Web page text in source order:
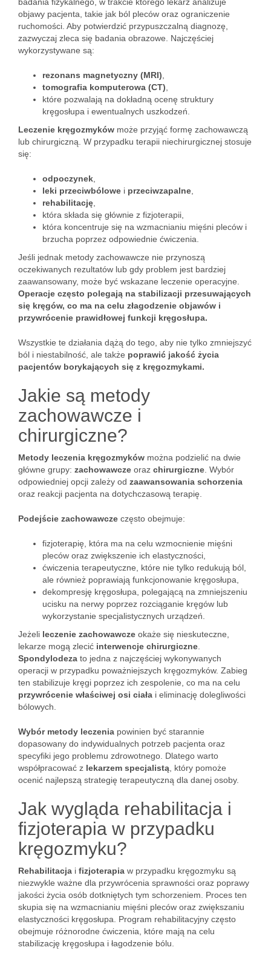
objawy pacjenta, takie jak ból pleców oraz ograniczenie
ruchomości. Aby potwierdzić przypuszczalną diagnozę,
zazwyczaj zleca się badania obrazowe. Najczęściej
wykorzystywane są:
rezonans magnetyczny (MRI)
tomografia komputerowa (CT)
które pozwalają na dokładną ocenę struktury
kręgosłupa i ewentualnych uszkodzeń.
Leczenie kręgozmyków może przyjąć formę zachowawczą
lub chirurgiczną. W przypadku terapii niechirurgicznej stosuje
się:
odpoczynek
leki przeciwbólowe i przeciwzapalne
rehabilitację
która składa się głównie z fizjoterapii,
która koncentruje się na wzmacnianiu mięśni pleców i
brzucha poprzez odpowiednie ćwiczenia.
Jeśli jednak metody zachowawcze nie przynoszą
oczekiwanych rezultatów lub gdy problem jest bardziej
zaawansowany, może być wskazane leczenie operacyjne.
Operacje często polegają na stabilizacji przesuwających
się kręgów, co ma na celu złagodzenie objawów i
przywrócenie prawidłowej funkcji kręgosłupa.
Wszystkie te działania dążą do tego, aby nie tylko zmniejszyć
ból i niestabilność, ale także poprawić jakość życia
pacjentów borykających się z kręgozmykami.
Jakie są metody
zachowawcze i
chirurgiczne?
Metody leczenia kręgozmyków można podzielić na dwie
główne grupy: zachowawcze oraz chirurgiczne . Wybór
odpowiedniej opcji zależy od zaawansowania schorzenia
oraz reakcji pacjenta na dotychczasową terapię.
Podejście zachowawcze często obejmuje:
fizjoterapię, która ma na celu wzmocnienie mięśni
pleców oraz zwiększenie ich elastyczności,
ćwiczenia terapeutyczne, które nie tylko redukują ból,
ale również poprawiają funkcjonowanie kręgosłupa,
dekompresję kręgosłupa, polegającą na zmniejszeniu
ucisku na nerwy poprzez rozciąganie kręgów lub
wykorzystanie specjalistycznych urządzeń.
Jeżeli leczenie zachowawcze okaże się nieskuteczne,
lekarze mogą zlecić interwencje chirurgiczne
Spondylodeza to jedna z najczęściej wykonywanych
operacji w przypadku poważniejszych kręgozmyków. Zabieg
ten stabilizuje kręgi poprzez ich zespolenie, co ma na celu
przywrócenie właściwej osi ciała i eliminację dolegliwości
bólowych.
Wybór metody leczenia powinien być starannie
dopasowany do indywidualnych potrzeb pacjenta oraz
specyfiki jego problemu zdrowotnego. Dlatego warto
współpracować z lekarzem specjalistą , który pomoże
ocenić najlepszą strategię terapeutyczną dla danej osoby.
Jak wygląda rehabilitacja i
fizjoterapia w przypadku
kręgozmyku?
Rehabilitacja i fizjoterapia w przypadku kręgozmyku są
niezwykle ważne dla przywrócenia sprawności oraz poprawy
jakości życia osób dotkniętych tym schorzeniem. Proces ten
skupia się na wzmacnianiu mięśni pleców oraz zwiększaniu
elastyczności kręgosłupa. Program rehabilitacyjny często
obejmuje różnorodne ćwiczenia, które mają na celu
stabilizację kręgosłupa i łagodzenie bólu.